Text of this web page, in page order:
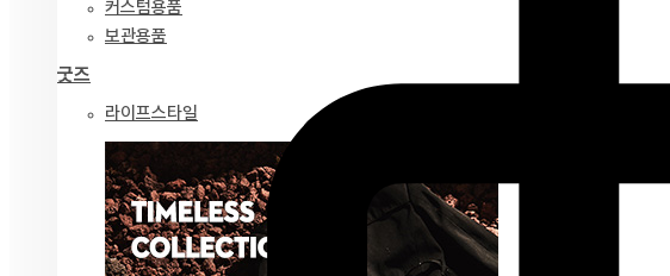
커스텀용품
보관용품
굿즈
라이프스타일